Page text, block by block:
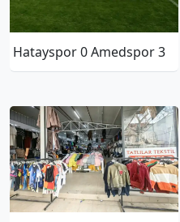
Hatayspor 0 Amedspor 3